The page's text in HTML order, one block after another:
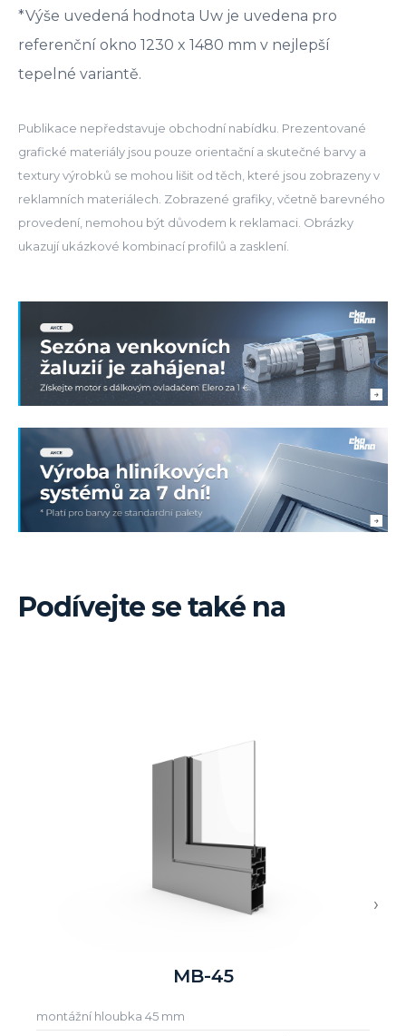
*Výše uvedená hodnota Uw je uvedena pro
referenční okno 1230 x 1480 mm v nejlepší
tepelné variantě.
Publikace nepředstavuje obchodní nabídku. Prezentované
grafické materiály jsou pouze orientační a skutečné barvy a
textury výrobků se mohou lišit od těch, které jsou zobrazeny v
reklamních materiálech. Zobrazené grafiky, včetně barevného
provedení, nemohou být důvodem k reklamaci. Obrázky
ukazují ukázkové kombinací profilů a zasklení.
Podívejte se také na
MB-45
montážní hloubka 45 mm
›